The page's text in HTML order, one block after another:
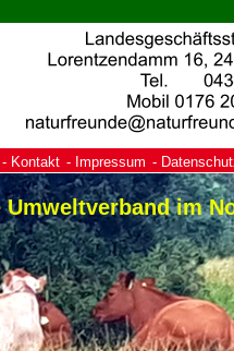
Kontakt Impressum
Umweltverband im